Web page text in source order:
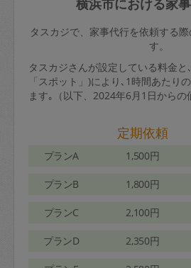
横浜市における家
タスカジで、家事代行を依頼する
す。
タスカジさんが設定している料金
「スポット」)により､1時間あたり
ます｡（以下、2024年6月1日からの
定期依頼
プランA 1,500円
プランB 1,800円
プランC 2,100円
プランD 2,350円